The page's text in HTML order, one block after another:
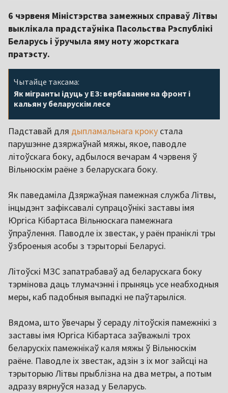
6 чэрвеня Міністэрства замежных справаў Літвы
выклікала прадстаўніка Пасольства Рэспублікі
Беларусь і ўручыла яму ноту жорсткага
пратэсту.
Чытайце таксама:
Як мігранты ідуць у ЕЗ: вербаванне на фронт і
кальян у беларускім лесе
Падставай для дыпламальнага кроку стала
парушэнне дзяржаўнай мяжы, якое, паводле
літоўскага боку, адбылося вечарам 4 чэрвеня ў
Вільнюскім раёне з беларускага боку.
Як паведаміла Дзяржаўная памежная служба Літвы,
інцыдэнт зафіксавалі супрацоўнікі заставы імя
Юргіса Кібартаса Вільнюскага памежнага
ўпраўлення. Паводле іх звестак, у раён праніклі тры
ўзброеныя асобы з тэрыторыі Беларусі.
Літоўскі МЗС запатрабаваў ад беларускага боку
тэрмінова даць тлумачэнні і прыняць усе неабходныя
меры, каб падобныя выпадкі не паўтарыліся.
Вядома, што ўвечары ў сераду літоўскія памежнікі з
заставы імя Юргіса Кібартаса заўважылі трох
беларускіх памежнікаў каля мяжы ў Вільнюскім
раёне. Паводле іх звестак, адзін з іх мог зайсці на
тэрыторыю Літвы прыблізна на два метры, а потым
адразу вярнуўся назад у Беларусь.